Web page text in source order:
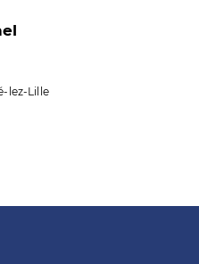
lez-Lille